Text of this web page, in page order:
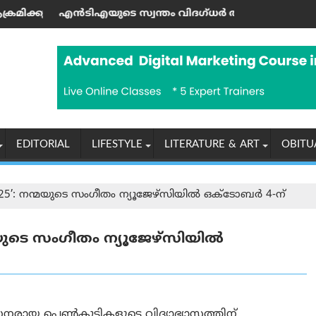
തുർക്കിയെയും സൗദി അറേബ്യയും പാക്കിസ്താനും
സ്വന്തം വിദഗ്ധർ തന്നെ പണത്തിനു വേണ്ടി നീറ്റ്-
യുപിഐ
EDITORIAL LIFESTYLE LITERATURE & ART
നന്മയുടെ സംഗീതം ന്യൂജേഴ്സിയിൽ ഒക്ടോബർ 4-ന്
സംഗീതം ന്യൂജേഴ്സിയിൽ